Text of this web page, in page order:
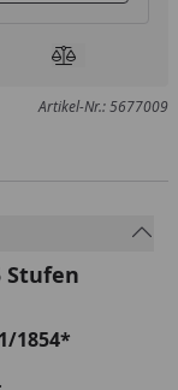
Produkt
Artikel-Nr.: 5677009
Stufen
1854*